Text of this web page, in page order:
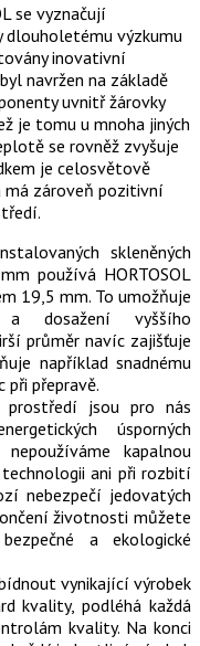
se vyznačují
výzkumu
inovativní
navržen na základě
uvnitř žárovky
je tomu u mnoha jiných
se rovněž zvyšuje
je celosvětově
má zároveň pozitivní
skleněných
používá HORTOSOL
19,5 mm. To umožňuje
a dosažení vyššího
průměr navíc zajišťuje
například snadnému
přepravě.
jsou pro nás
úsporných
nepoužíváme kapalnou
ani při rozbití
nebezpečí jedovatých
životnosti můžete
a ekologické
vynikající výrobek
kvality, podléhá každá
kvality. Na konci